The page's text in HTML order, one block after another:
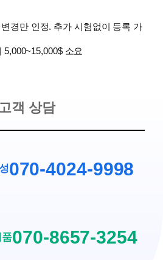
경만 인정. 추가 시험없이 등록 가
소요
객 상담
070-4024-9998
품070-8657-3254